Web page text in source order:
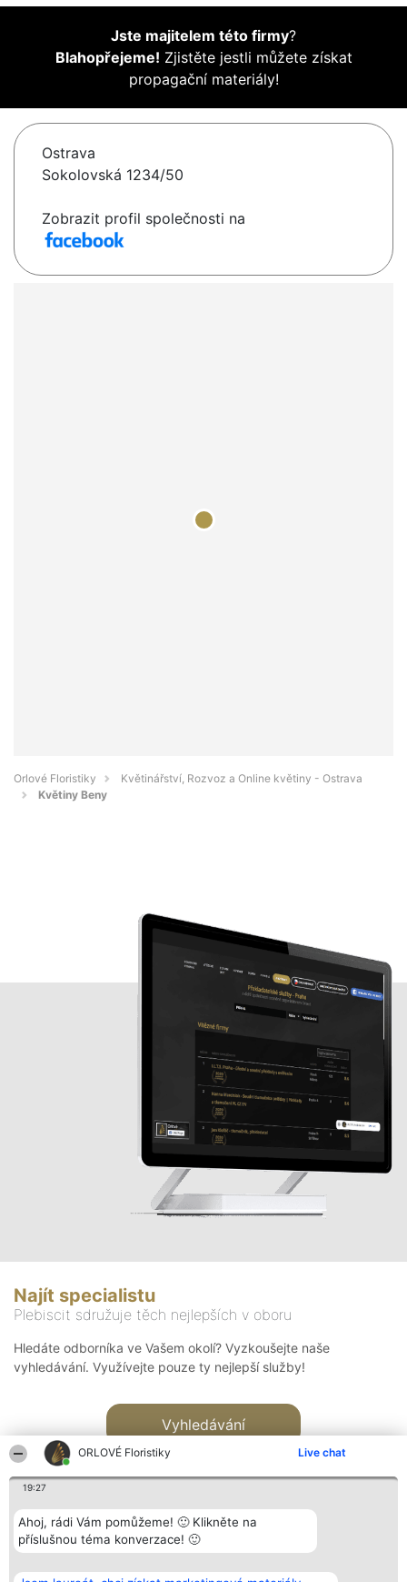
ORLOVÉ Floristiky Live chat
19:27
Ahoj, rádi Vám pomůžeme! 🙂 Klikněte na
příslušnou téma konverzace! 🙂
Jste majitelem této firmy?
Blahopřejeme! Zjistěte jestli můžete získat
propagační materiály!
Ostrava
Sokolovská 1234/50
Zobrazit profil společnosti na
Orlové Floristiky
Květinářství, Rozvoz a Online květiny - Ostrava
Květiny Beny
Najít specialistu
Plebiscit sdružuje těch nejlepších v oboru
Hledáte odborníka ve Vašem okolí? Vyzkoušejte naše
vyhledávání. Využívejte pouze ty nejlepší služby!
Vyhledávání
Bright Side Solutions sp. z o.
Vítězové
Kontakt